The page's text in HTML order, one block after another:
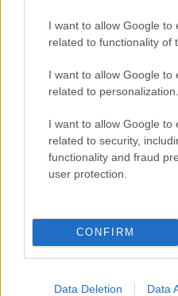
I want to allow Google to
related to functionality of
I want to allow Google to
related to personalization.
I want to allow Google to
related to security,
functionality and fraud
user protection.
CONFIRM
Data Deletion Data
πενταετές πρόγραμμα
ενίσχυσης του Τύπου
Η Chery επενδύει 75 εκατ.
Το FIAT 500 Hybrid τώρα
από 18.990 ευρώ